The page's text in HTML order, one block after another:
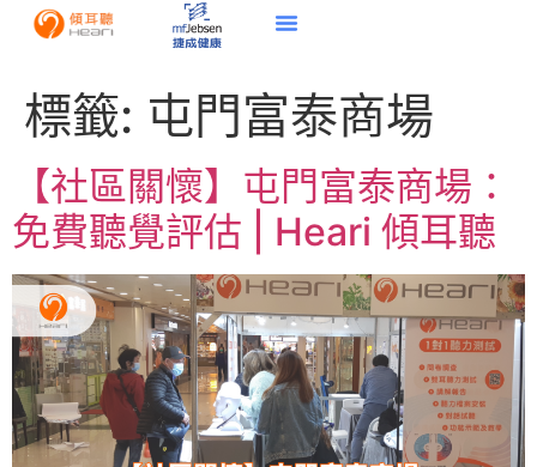
標籤: 屯門富泰商場
【社區關懷】屯門富泰商場：
免費聽覺評估 | Heari 傾耳聽